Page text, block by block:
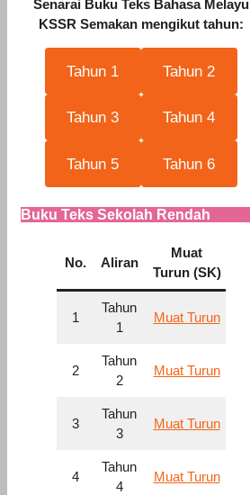
Senarai Buku Teks Bahasa Melayu
KSSR Semakan mengikut tahun:
Tahun 1 Tahun 2
Tahun 3 Tahun 4
Tahun 5 Tahun 6
Buku Teks Sekolah Rendah
No. Aliran
Muat
Turun (SK)
1
Tahun
1
Muat Turun
2
Tahun
2
Muat Turun
3
Tahun
3
Muat Turun
4
Tahun
4
Muat Turun